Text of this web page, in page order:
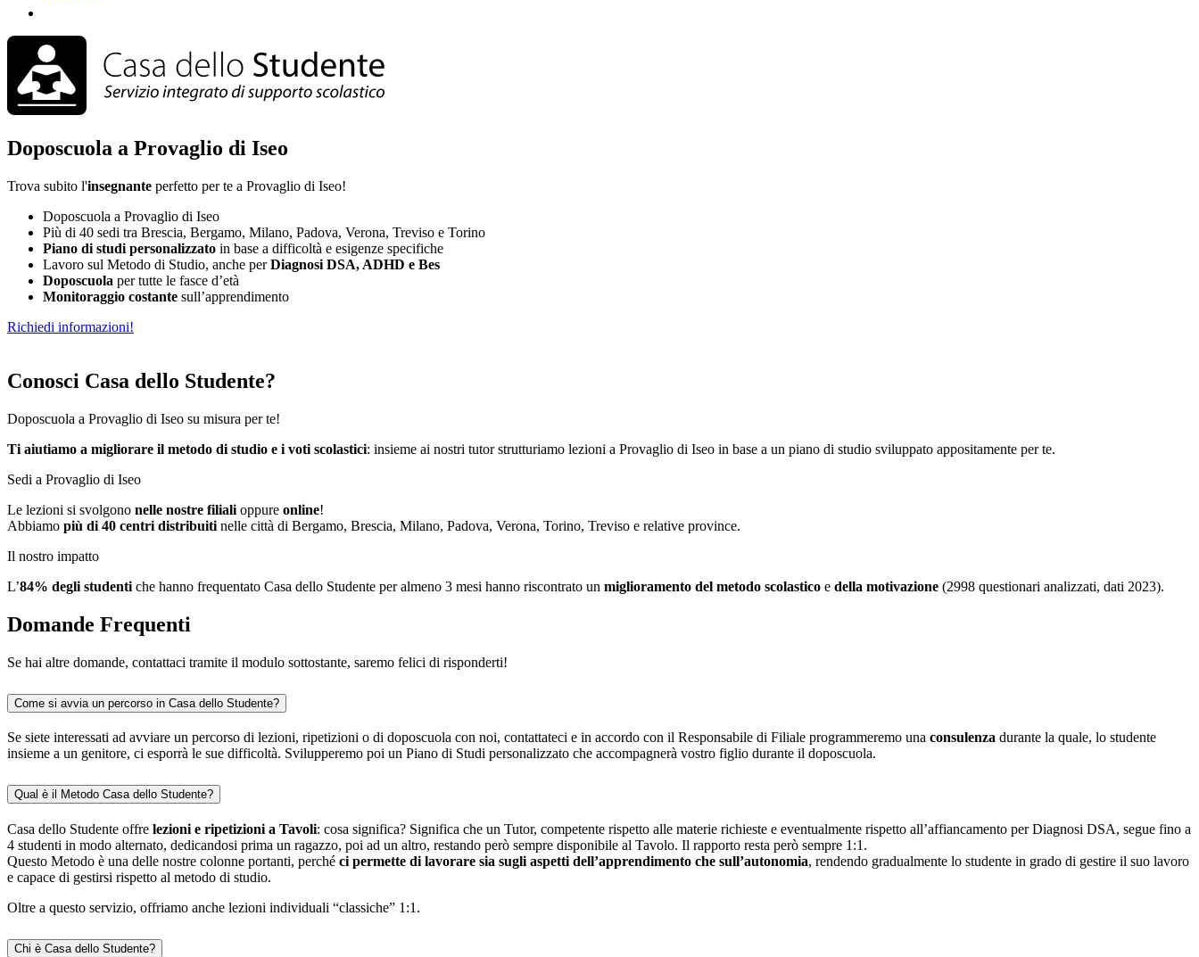
Doposcuola a Provaglio di Iseo
Trova subito l'insegnante perfetto per te a Provaglio di Iseo!
Doposcuola a Provaglio di Iseo
Più di 40 sedi tra Brescia, Bergamo, Milano, Padova, Verona, Treviso e Torino
Piano di studi personalizzato in base a difficoltà e esigenze specifiche
Lavoro sul Metodo di Studio, anche perDiagnosi DSA, ADHD e Bes
Doposcuola per tutte le fasce d’età
Monitoraggio costante sull’apprendimento
Richiedi informazioni!
Conosci Casa dello Studente?
Doposcuola a Provaglio di Iseo su misura per te!
Ti aiutiamo a migliorare il metodo di studio e i voti scolastici: insieme ai nostri tutor strutturiamo lezioni a Provaglio di Iseo in base a un piano di studio sviluppato appositamente per te.
Sedi a Provaglio di Iseo
Le lezioni si svolgono nelle nostre filiali oppure online!
Abbiamo più di 40 centri distribuiti nelle città di Bergamo, Brescia, Milano, Padova, Verona, Torino, Treviso e relative province.
Il nostro impatto
L’84% degli studenti che hanno frequentato Casa dello Studente per almeno 3 mesi hanno riscontrato un miglioramento del metodo scolastico e della motivazione (2998 questionari analizzati, dati 2023).
Domande Frequenti
Se hai altre domande, contattaci tramite il modulo sottostante, saremo felici di risponderti!
Come si avvia un percorso in Casa dello Studente?
Se siete interessati ad avviare un percorso di lezioni, ripetizioni o di doposcuola con noi, contattateci e in accordo con il Responsabile di Filiale programmeremo una consulenza durante la quale, lo studente
insieme a un genitore, ci esporrà le sue difficoltà. Svilupperemo poi un Piano di Studi personalizzato che accompagnerà vostro figlio durante il doposcuola.
Qual è il Metodo Casa dello Studente?
Casa dello Studente offre lezioni e ripetizioni a Tavoli: cosa significa? Significa che un Tutor, competente rispetto alle materie richieste e eventualmente rispetto all’affiancamento per Diagnosi DSA, segue fino a
4 studenti in modo alternato, dedicandosi prima un ragazzo, poi ad un altro, restando però sempre disponibile al Tavolo. Il rapporto resta però sempre 1:1.
Questo Metodo è una delle nostre colonne portanti, perché ci permette di lavorare sia sugli aspetti dell’apprendimento che sull’autonomia, rendendo gradualmente lo studente in grado di gestire il suo lavoro
e capace di gestirsi rispetto al metodo di studio.
Oltre a questo servizio, offriamo anche lezioni individuali “classiche” 1:1.
Chi è Casa dello Studente?